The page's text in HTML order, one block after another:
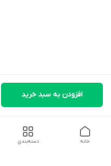
افزودن به سبد خرید
دسته‌بندی خانه